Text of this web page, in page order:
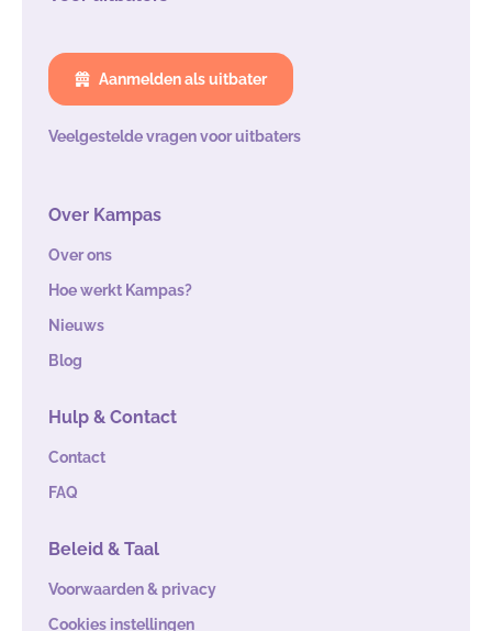
Aanmelden als uitbater
Veelgestelde vragen voor uitbaters
Over Kampas
Over ons
Hoe werkt Kampas?
Nieuws
Blog
Hulp & Contact
Contact
FAQ
Beleid & Taal
Voorwaarden & privacy
Cookies instellingen